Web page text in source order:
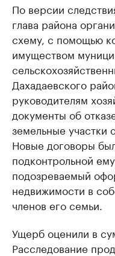
По версии
глава района
схему, с помощью
имуществом
Дахадаевского
руководителям
документы об
земельные участки
Новые договоры
подконтрольной
подозреваемый
недвижимости в
членов его семьи.
Ущерб оценили в
Расследование